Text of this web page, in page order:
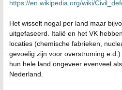
https://en.wikipedia.org/wiki/
Het wisselt nogal per land maar
uitgefaseerd. Italië en het VK
locaties (chemische fabrieken,
gevoelig zijn voor overstroming
hun hele land ongeveer evenveel
Nederland.